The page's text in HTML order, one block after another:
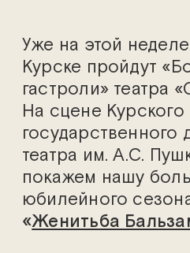
Уже на этой
Курске пройдут
гастроли» театра
На сцене Курского
государственного
театра им. А.С.
покажем нашу
юбилейного
«Женитьба